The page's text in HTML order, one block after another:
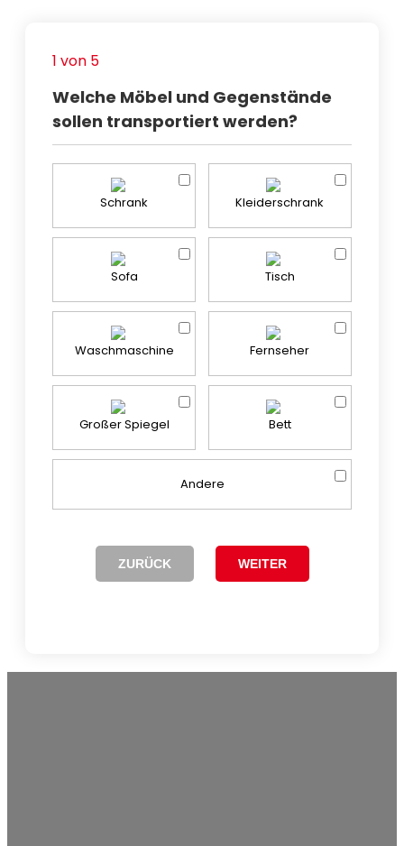
1 von 5
Welche Möbel und Gegenstände
sollen transportiert werden?
Schrank Kleiderschrank
Sofa Tisch
Waschmaschine Fernseher
Großer Spiegel Bett
Andere
ZURÜCK WEITER